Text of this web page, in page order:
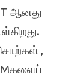
ஆனது
,